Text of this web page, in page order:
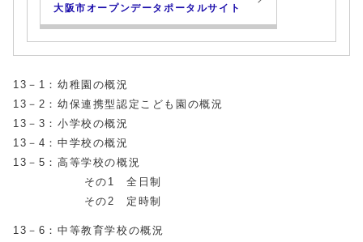
大阪市オープンデータポータルサイト
13－1：幼稚園の概況
13－2：幼保連携型認定こども園の概況
13－3：小学校の概況
13－4：中学校の概況
13－5：高等学校の概況
その1 全日制
その2 定時制
13－6：中等教育学校の概況